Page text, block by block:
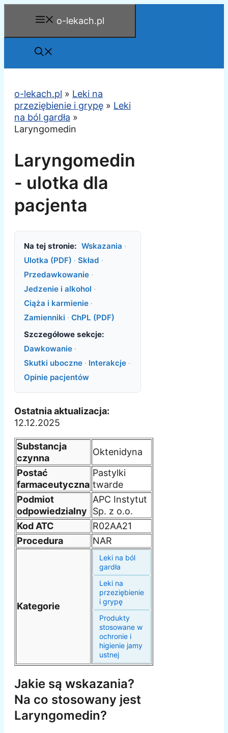
o-lekach.pl
o-lekach.pl » Leki na
przeziębienie i grypę » Leki
na ból gardła »
Laryngomedin
Laryngomedin
- ulotka dla
pacjenta
Na tej stronie: Wskazania ·
Ulotka (PDF) · Skład ·
Przedawkowanie ·
Jedzenie i alkohol ·
Ciąża i karmienie ·
Zamienniki · ChPL (PDF)
Szczegółowe sekcje:
Dawkowanie ·
Skutki uboczne · Interakcje ·
Opinie pacjentów
Ostatnia aktualizacja:
12.12.2025
Substancja
czynna
Oktenidyna
Postać
farmaceutyczna
Pastylki
twarde
Podmiot
odpowiedzialny
APC Instytut
Sp. z o.o.
Kod ATC
R02AA21
Procedura
NAR
Kategorie
Leki na ból
gardła
Leki na
przeziębienie
i grypę
Produkty
stosowane w
ochronie i
higienie jamy
ustnej
Jakie są wskazania?
Na co stosowany jest
Laryngomedin?